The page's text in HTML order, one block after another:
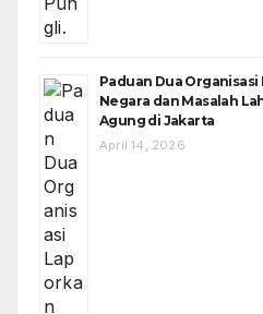
Paduan Dua
Negara dan Masalah
Agung di Jakarta
April 14, 2026